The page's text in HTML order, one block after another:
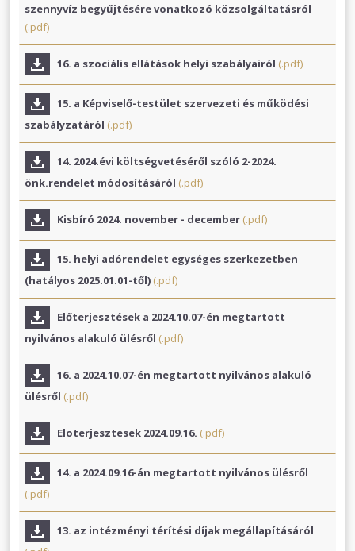
szennyvíz begyűjtésére vonatkozó közsolgáltatásról
(.pdf)
16. a szociális ellátások helyi szabályairól (.pdf)
15. a Képviselő-testület szervezeti és működési
szabályzatáról (.pdf)
14. 2024.évi költségvetéséről szóló 2-2024.
önk.rendelet módosításáról (.pdf)
Kisbíró 2024. november - december (.pdf)
15. helyi adórendelet egységes szerkezetben
(hatályos 2025.01.01-től) (.pdf)
Előterjesztések a 2024.10.07-én megtartott
nyilvános alakuló ülésről (.pdf)
16. a 2024.10.07-én megtartott nyilvános alakuló
ülésről (.pdf)
Eloterjesztesek 2024.09.16. (.pdf)
14. a 2024.09.16-án megtartott nyilvános ülésről
(.pdf)
13. az intézményi térítési díjak megállapításáról